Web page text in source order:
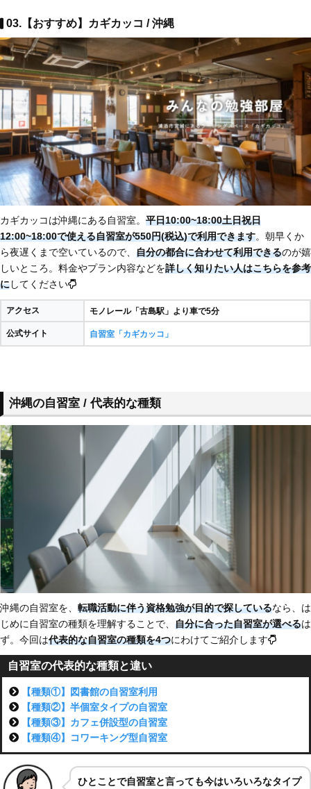
03.【おすすめ】カギカッコ / 沖縄
カギカッコは沖縄にある自習室。 平日10:00~18:00土日祝日
12:00~18:00で使える自習室が550円(税込)で利用できます。朝早くか
ら夜遅くまで空いているので、 自分の都合に合わせて利用できるのが嬉
しいところ。料金やプラン内容などを詳しく知りたい人はこちらを参考
にしてください
アクセス モノレール「古島駅」より車で5分
公式サイト 自習室「カギカッコ」
沖縄の自習室 / 代表的な種類
沖縄の自習室を、 転職活動に伴う資格勉強が目的で探しているなら、は
じめに自習室の種類を理解することで、 自分に合った自習室が選べるは
ず。今回は代表的な自習室の種類を4つにわけてご紹介します
自習室の代表的な種類と違い
【種類①】図書館の自習室利用
【種類②】半個室タイプの自習室
【種類③】カフェ併設型の自習室
【種類④】コワーキング型自習室
ひとことで自習室と言っても今はいろいろなタイプ